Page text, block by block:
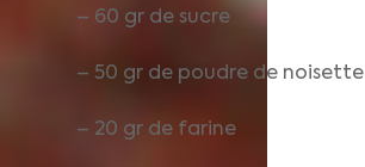
– 60 gr de sucre
– 50 gr de poudre de noisette
– 20 gr de farine